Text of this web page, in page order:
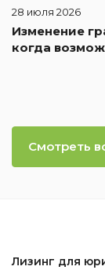
28 июля 2026
Изменение
когда
Смотреть
Лизинг для